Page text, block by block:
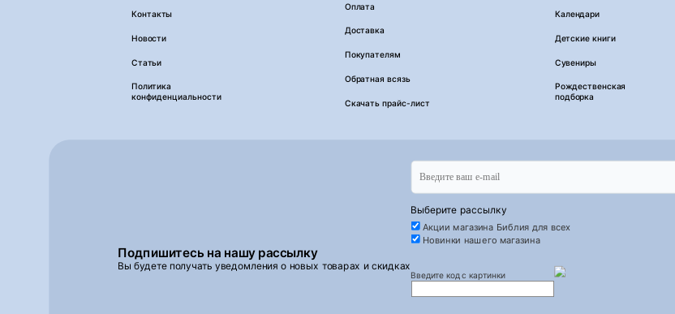
Контакты
Новости
Статьи
Политика
конфиденциальности
Оплата
Доставка
Покупателям
Обратная всязь
Скачать прайс-лист
Календари
Детские книги
Сувениры
Рождественская
подборка
Подпишитесь на нашу рассылку
Вы будете получать уведомления о новых товарах и скидках
Выберите рассылку
Акции магазина Библия для всех
Новинки нашего магазина
Введите код с картинки